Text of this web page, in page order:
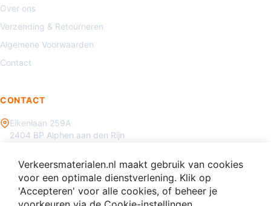
Over ons
Verzending & Retourneren
Algemene Voorwaarden
Contact
CONTACT
Eikenlaan 259A
2404 BP Alphen aan den Rijn
info@verkeersmaterialen.nl
Verkeersmaterialen.nl maakt gebruik van cookies
voor een optimale dienstverlening. Klik op
'Accepteren' voor alle cookies, of beheer je